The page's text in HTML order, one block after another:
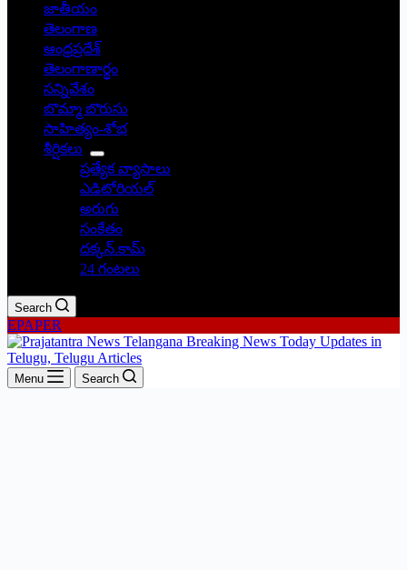
జాతీయం
తెలంగాణ
ఆంధ్రప్రదేశ్
తెలంగాణార్థం
సన్నివేశం
బొమ్మా బొరుసు
సాహిత్యం-శోభ
శీర్షికలు
ప్రత్యేక వ్యాసాలు
ఎడిటోరియల్
అరుగు
సంకేతం
దక్కన్.కామ్
24 గంటలు
Search
EPAPER
Menu Search